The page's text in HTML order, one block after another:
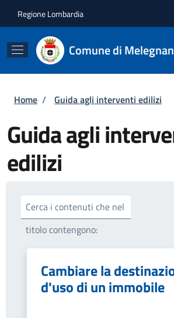
Regione Lombardia
Comune di
Briciole di pane
Home / Guida agli interventi edilizi
Guida agli
edilizi
Cerca i contenuti che nel
titolo contengono:
Cambiare la
d'uso di un immobile